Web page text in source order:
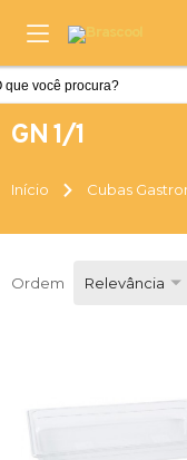
GN 1/1
Início Cubas
Ordem Relevância